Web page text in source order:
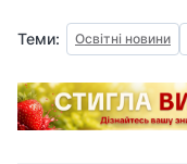
Теми: Освітні новини